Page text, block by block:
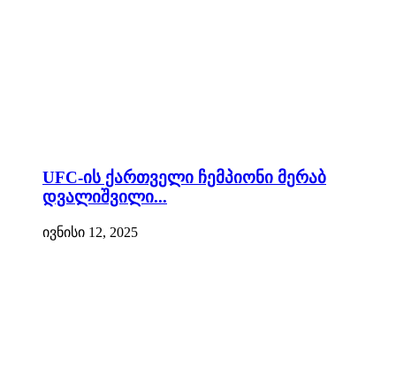
UFC-ის ქართველი ჩემპიონი მერაბ
დვალიშვილი...
ივნისი 12, 2025